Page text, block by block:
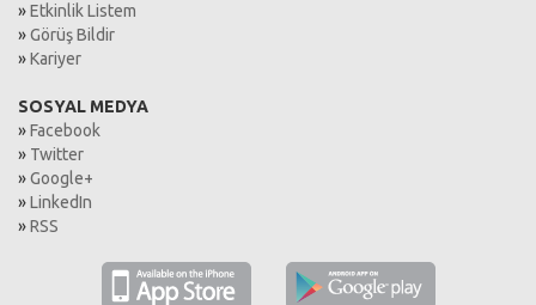
»Etkinlik Listem
»Görüş Bildir
»Kariyer
SOSYAL MEDYA
»Facebook
» Twitter
»Google+
»LinkedIn
»RSS